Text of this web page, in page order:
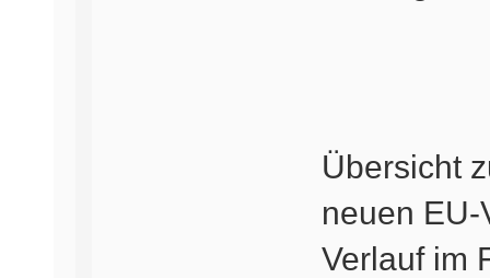
Übersicht
neuen
Verlauf im